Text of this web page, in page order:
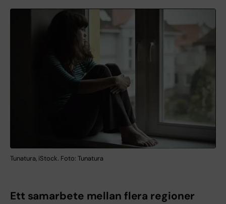
Tunatura, iStock. Foto: Tunatura
Ett samarbete mellan flera regioner